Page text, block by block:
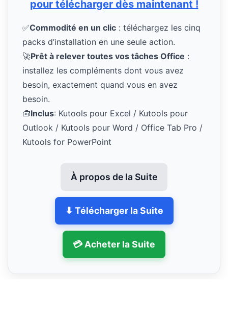
pour télécharger dès maintenant !
✅Commodité en un clic : téléchargez les cinq
packs d’installation en une seule action.
🚀Prêt à relever toutes vos tâches Office :
installez les compléments dont vous avez
besoin, exactement quand vous en avez
besoin.
🧰Inclus: Kutools pour Excel / Kutools pour
Outlook / Kutools pour Word / Office Tab Pro /
Kutools for PowerPoint
À propos de la Suite
⬇ Télécharger la Suite
💳 Acheter la Suite